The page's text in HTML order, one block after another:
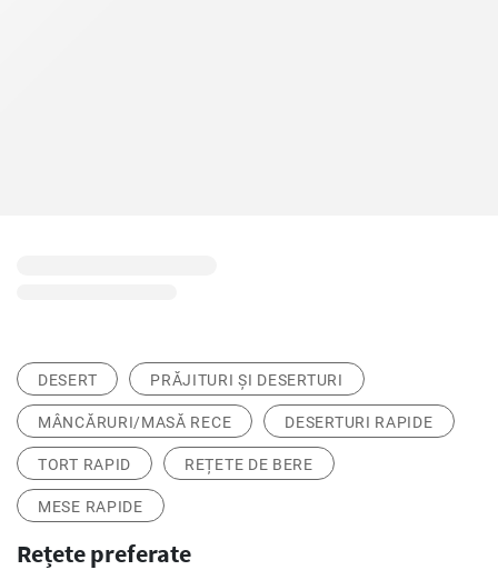
DESERT PRĂJITURI ȘI DESERTURI
MÂNCĂRURI/MASĂ RECE DESERTURI RAPIDE
TORT RAPID REȚETE DE BERE
MESE RAPIDE
Rețete preferate